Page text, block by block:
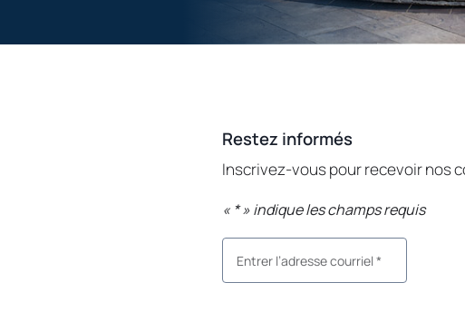
Restez informés
Inscrivez-vous pour recevoir nos
« *» indique les champs requis